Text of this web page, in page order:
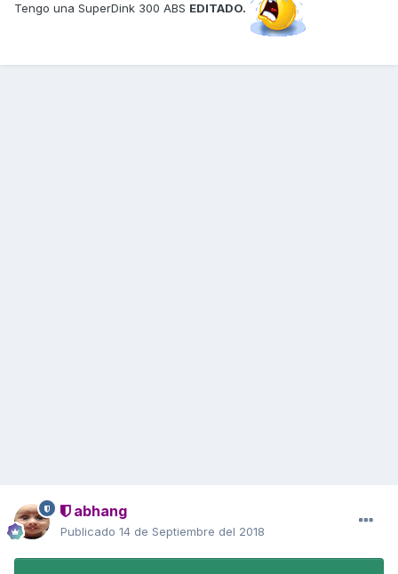
Tengo una SuperDink 300 ABS EDITADO.
abhang
Publicado 14 de Septiembre del 2018